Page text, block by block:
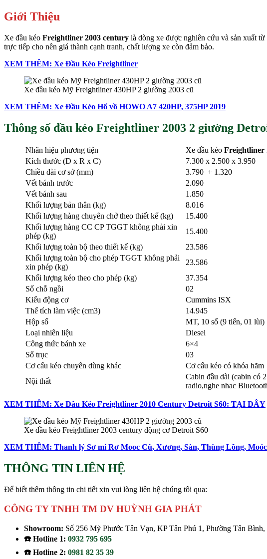
Giới Thiệu
Xe đầu kéo Freightliner 2003 century là dòng xe được nghiên cứu và sản xuất
trực tiếp cho nên giá thành cạnh tranh, chất lượng xe còn đảm bảo.
XEM THÊM: Xe Đầu Kéo Freightliner
Xe đầu kéo Mỹ Freightliner 430HP 2 giường 2003 cũ
XEM THÊM: Xe Đầu Kéo Hổ vồ HOWO A7 420HP, 375HP 2019
Thông số đầu kéo Freightliner 2003 2 giường
Nhãn hiệu phương tiện Xe đầu kéo Freightliner
Kích thước (D x R x C)
7.300 x 2.500 x 3.950
Chiều dài cơ sở (mm)
3.790 + 1.320
Vết bánh trước
2.090
Vết bánh sau
1.850
Khối lượng bản thân (kg)
8.016
Khối lượng hàng chuyên chở theo thiết kế (kg)
15.400
Khối lượng hàng CC CP TGGT không phải xin
phép (kg)
15.400
Khối lượng toàn bộ theo thiết kế (kg)
23.586
Khối lượng toàn bộ cho phép TGGT không phải
xin phép (kg)
23.586
Khối lượng kéo theo cho phép (kg)
37.354
Số chỗ ngồi
02
Kiểu động cơ
Cummins ISX
Thể tích làm việc (cm3)
14.945
Hộp số
MT, 10 số (9 tiến, 01 lùi)
Loại nhiên liệu
Diesel
Công thức bánh xe
6×4
Số trục
03
Cơ cấu kéo chuyên dùng khác
Cơ cấu kéo có khóa hãm
Nội thất
Cabin đầu dài (cabin có
radio,nghe nhac
XEM THÊM: Xe Đầu Kéo Freightliner 2010 Century Detroit S60: TẠI ĐÂY
Xe đầu kéo Freightliner 2003 century động cơ Detroit S60
XEM THÊM: Thanh lý Sơ mi Rơ Mooc Cũ, Xương, Sàn, Thùng Lồng,
THÔNG TIN LIÊN HỆ
Để biết thêm thông tin chi tiết xin vui lòng liên hệ chúng tôi qua:
CÔNG TY TNHH TM DV HUỲNH GIA PHÁT
Showroom: Số 256 Mỹ Phước Tân Vạn, KP Tân Phú 1, Phường Tân
☎️ Hotline 1: 0932 795 695
☎️ Hotline 2: 0981 82 35 39